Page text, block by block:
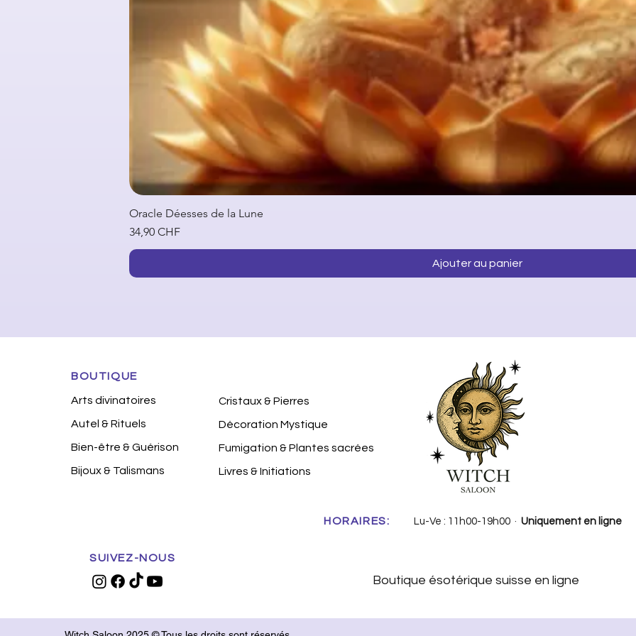
Oracle Déesses de la Lune
Prix
34,90 CHF
Ajouter au panier
BOUTIQUE
Arts divinatoires
Autel & Rituels
Bien-être & Guérison
Bijoux & Talismans
Cristaux & Pierres
Décoration Mystique
Fumigation & Plantes sacrées
Livres & Initiations
HORAIRES: Lu-Ve : 11h00-19h00 · Uniquement en ligne
SUIVEZ-NOUS
Boutique ésotérique suisse en ligne